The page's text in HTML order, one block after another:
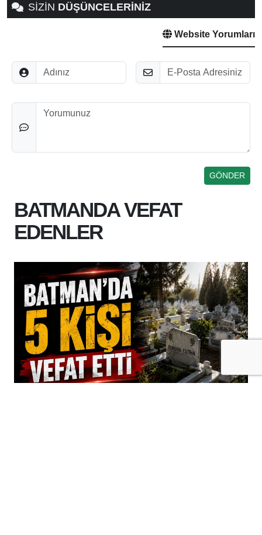
SİZİN DÜŞÜNCELERİNİZ
Website Yorumları
Adınız E-Posta
Düşünceleriniz
BATMANDA VEFAT
EDENLER